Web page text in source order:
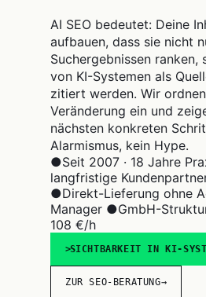
AI SEO bedeutet: Deine
aufbauen, dass sie nicht
Suchergebnissen ranken,
von KI-Systemen als
zitiert werden. Wir
Veränderung ein und
nächsten konkreten
Alarmismus, kein Hype.
●Seit 2007 · 18 Jahre
langfristige
●Direkt-Lieferung ohne
Manager ●GmbH-
108 €/h
SICHTBARKEIT IN KI-
ZUR SEO-BERATUNG→